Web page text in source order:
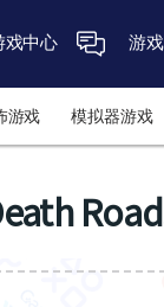
戏中心 游
游戏 模拟器游戏